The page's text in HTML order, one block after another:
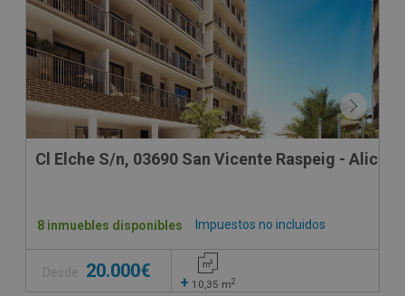
Cl Elche S/n, 03690 San Vicente Raspeig -
Impuestos no incluidos
8 inmuebles disponibles
Desde 20.000€
+ 10,35 m2